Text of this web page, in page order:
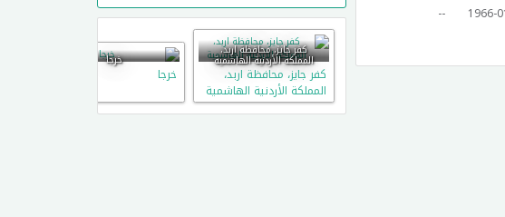
1966-
--
كفر جايز، محافظة اربد،
المملكة الأردنية الهاشمية
كفر جايز، محافظة اربد،
المملكة الأردنية الهاشمية
خرجا
خرجا